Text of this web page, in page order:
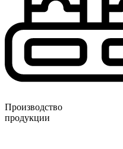
Производство
продукции